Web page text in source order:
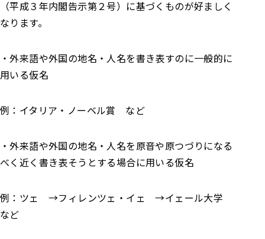
（平成３年内閣告示第２号）に基づくものが好ましく
なります。
・外来語や外国の地名・人名を書き表すのに一般的に
用いる仮名
例：イタリア・ノーベル賞 など
・外来語や外国の地名・人名を原音や原つづりになる
べく近く書き表そうとする場合に用いる仮名
例：ツェ →フィレンツェ・イェ →イェール大学
など